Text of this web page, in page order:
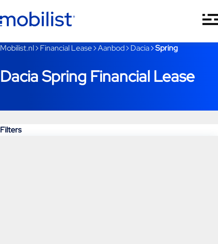
Je bent nu voorbij het hoofdmenu
Mobilist.nl Financial Lease Aanbod Dacia Spring
Dacia Spring Financial Lease
Filters